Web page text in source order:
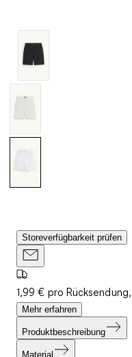
Storeverfügbarkeit prüfen
1,99 € pro
Mehr erfahren
Produktbeschreibung
Material